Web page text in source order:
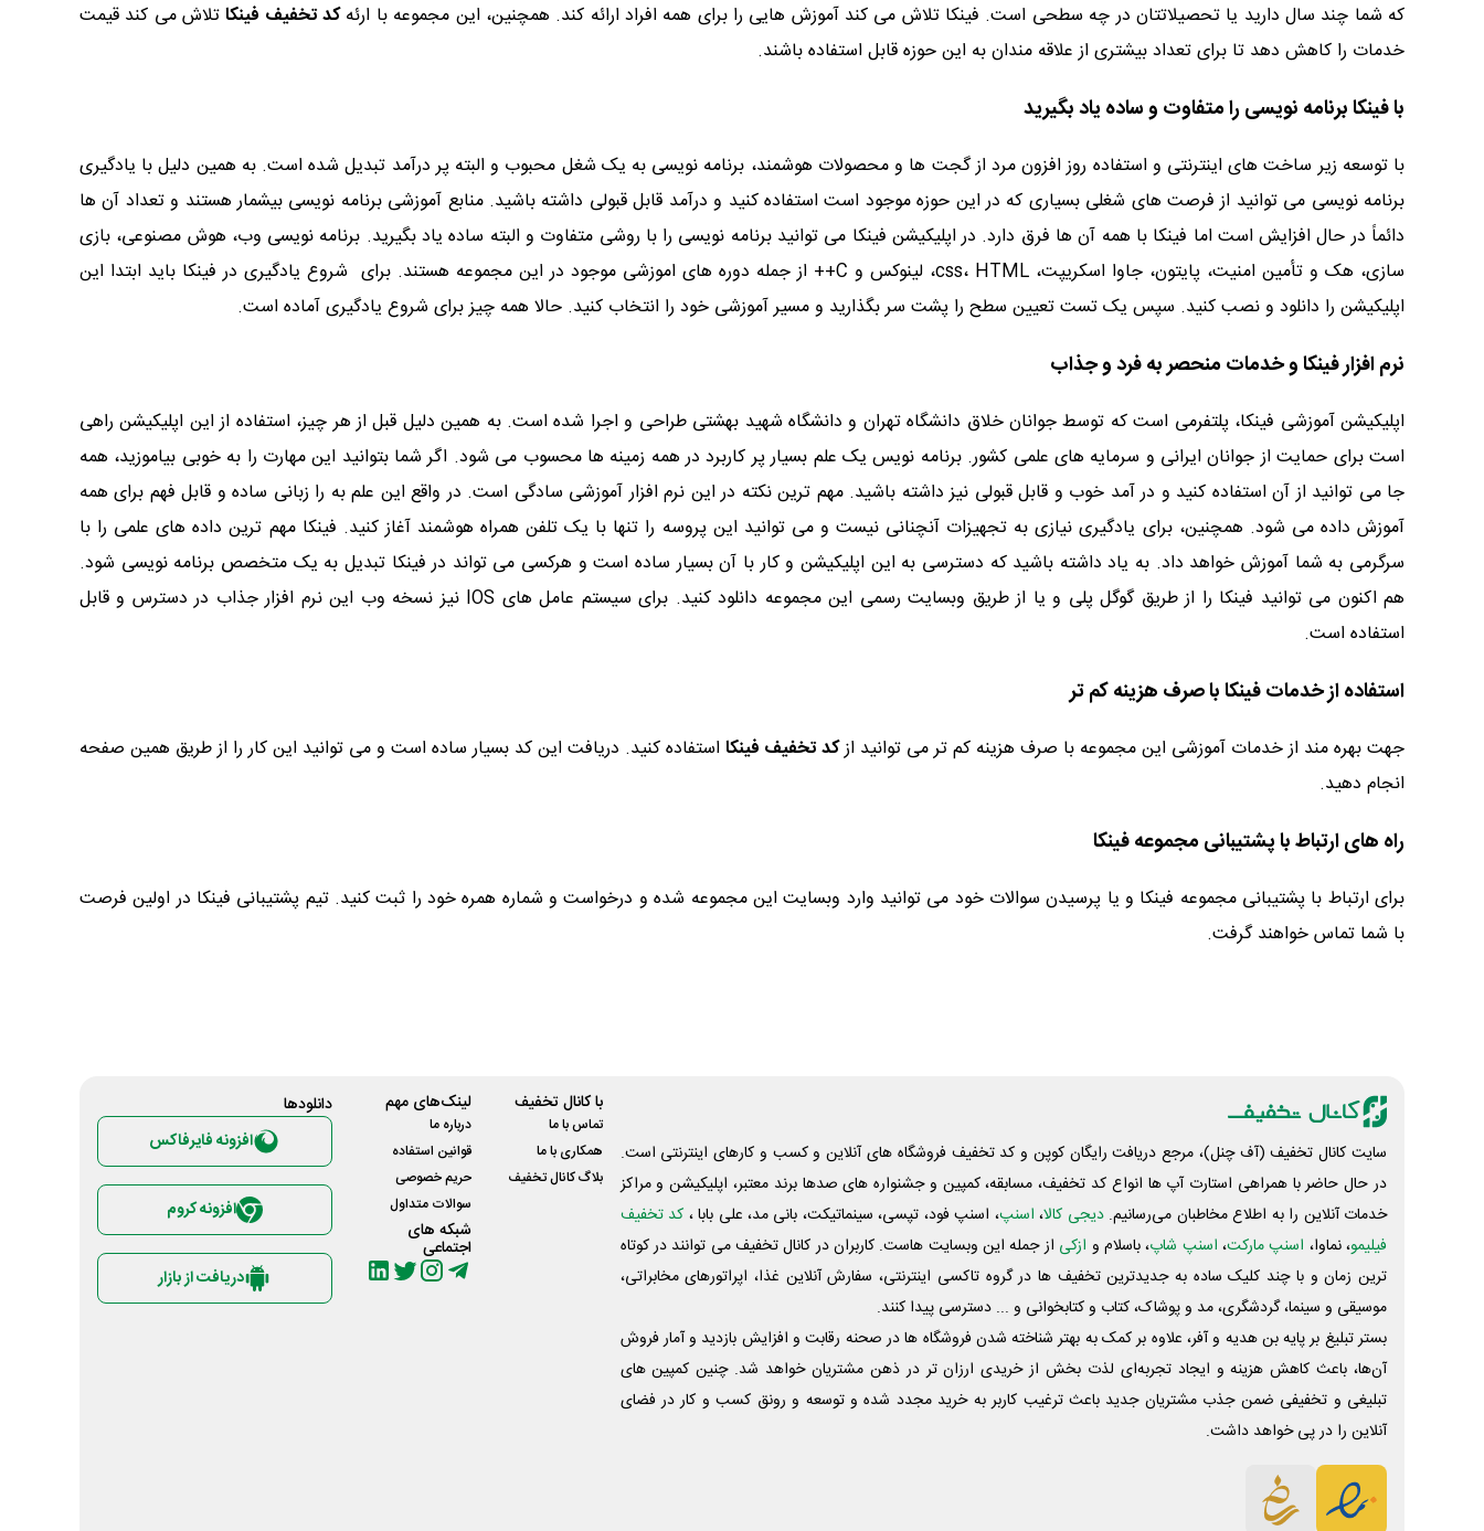
که شما چند سال دارید یا تحصیلاتتان در چه سطحی است. فینکا تلاش می کند آموزش هایی را برای همه افراد ارائه کند. همچنین، این مجموعه با ارئهکد تخفیف فینکاتلاش می کند قیمت
خدمات را کاهش دهد تا برای تعداد بیشتری از علاقه مندان به این حوزه قابل استفاده باشند.
با فینکا برنامه نویسی را متفاوت و ساده یاد بگیرید
با توسعه زیر ساخت های اینترنتی و استفاده روز افزون مرد از گجت ها و محصولات هوشمند، برنامه نویسی به یک شغل محبوب و البته پر درآمد تبدیل شده است. به همین دلیل با یادگیری
برنامه نویسی می توانید از فرصت های شغلی بسیاری که در این حوزه موجود است استفاده کنید و درآمد قابل قبولی داشته باشید. منابع آموزشی برنامه نویسی بیشمار هستند و تعداد آن ها
دائماً در حال افزایش است اما فینکا با همه آن ها فرق دارد. در اپلیکیشن فینکا می توانید برنامه نویسی را با روشی متفاوت و البته ساده یاد بگیرید. برنامه نویسی وب، هوش مصنوعی، بازی
سازی، هک و تأمین امنیت، پایتون، جاوا اسکریپت، css، HTML، لینوکس و C++ از جمله دوره های اموزشی موجود در این مجموعه هستند. برای شروع یادگیری در فینکا باید ابتدا این
اپلیکیشن را دانلود و نصب کنید. سپس یک تست تعیین سطح را پشت سر بگذارید و مسیر آموزشی خود را انتخاب کنید. حالا همه چیز برای شروع یادگیری آماده است.
نرم افزار فینکا و خدمات منحصر به فرد و جذاب
اپلیکیشن آموزشی فینکا، پلتفرمی است که توسط جوانان خلاق دانشگاه تهران و دانشگاه شهید بهشتی طراحی و اجرا شده است. به همین دلیل قبل از هر چیز، استفاده از این اپلیکیشن راهی
است برای حمایت از جوانان ایرانی و سرمایه های علمی کشور. برنامه نویس یک علم بسیار پر کاربرد در همه زمینه ها محسوب می شود. اگر شما بتوانید این مهارت را به خوبی بیاموزید، همه
جا می توانید از آن استفاده کنید و در آمد خوب و قابل قبولی نیز داشته باشید. مهم ترین نکته در این نرم افزار آموزشی سادگی است. در واقع این علم به را زبانی ساده و قابل فهم برای همه
آموزش داده می شود. همچنین، برای یادگیری نیازی به تجهیزات آنچنانی نیست و می توانید این پروسه را تنها با یک تلفن همراه هوشمند آغاز کنید. فینکا مهم ترین داده های علمی را با
سرگرمی به شما آموزش خواهد داد. به یاد داشته باشید که دسترسی به این اپلیکیشن و کار با آن بسیار ساده است و هرکسی می تواند در فینکا تبدیل به یک متخصص برنامه نویسی شود.
هم اکنون می توانید فینکا را از طریق گوگل پلی و یا از طریق وبسایت رسمی این مجموعه دانلود کنید. برای سیستم عامل های IOS نیز نسخه وب این نرم افزار جذاب در دسترس و قابل
استفاده است.
استفاده از خدمات فینکا با صرف هزینه کم تر
جهت بهره مند از خدمات آموزشی این مجموعه با صرف هزینه کم تر می توانید ازکد تخفیف فینکا استفاده کنید. دریافت این کد بسیار ساده است و می توانید این کار را از طریق همین صفحه
انجام دهید.
راه های ارتباط با پشتیبانی مجموعه فینکا
برای ارتباط با پشتیبانی مجموعه فینکا و یا پرسیدن سوالات خود می توانید وارد وبسایت این مجموعه شده و درخواست و شماره همره خود را ثبت کنید. تیم پشتیبانی فینکا در اولین فرصت
با شما تماس خواهند گرفت.
سایت کانال تخفیف (آف چنل)، مرجع دریافت رایگان کوپن و کد تخفیف فروشگاه های آنلاین و کسب و‌ کارهای اینترنتی است.
در حال حاضر با همراهی استارت آپ ها انواع کد تخفیف، مسابقه، کمپین و جشنواره های صدها برند معتبر، اپلیکیشن و مراکز
خدمات آنلاین را به اطلاع مخاطبان می‌رسانیم. دیجی کالا، اسنپ، اسنپ فود، تپسی، سینماتیکت، بانی مد، علی‌ بابا ، کد تخفیف
فیلیمو، نماوا، اسنپ مارکت، اسنپ شاپ، باسلام و ازکی از جمله این وبسایت ‌هاست. کاربران در کانال تخفیف می توانند در کوتاه
ترین زمان و با چند کلیک ساده به جدیدترین تخفیف ها در گروه تاکسی اینترنتی، سفارش آنلاین غذا، اپراتورهای مخابراتی،
موسیقی و سینما، گردشگری، مد و پوشاک، کتاب و کتابخوانی و ... دسترسی پیدا کنند.
بستر تبلیغ بر پایه بن هدیه و آفر، علاوه بر کمک به بهتر شناخته شدن فروشگاه ها در صحنه رقابت و افزایش بازدید و آمار فروش
آن‌ها، باعث کاهش هزینه و ایجاد تجربه‌ای لذت بخش از خریدی ارزان تر در ذهن مشتریان خواهد شد. چنین کمپین های
تبلیغی و تخفیفی ضمن جذب مشتریان جدید باعث ترغیب کاربر به خرید مجدد شده و توسعه و رونق کسب و کار در فضای
آنلاین را در پی خواهد داشت.
با کانال تخفیف
تماس با ما
همکاری با ما
بلاگ کانال تخفیف
لینک‌های مهم
درباره ما
قوانین استفاده
حریم خصوصی
سوالات متداول
شبکه های
اجتماعی
دانلود‌ها
افزونه فایرفاکس
افزونه کروم
دریافت از بازار